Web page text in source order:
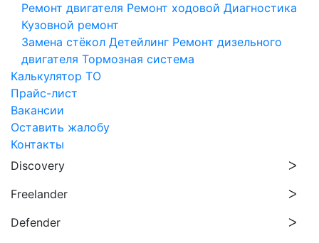
Ремонт двигателя Ремонт ходовой Диагностика
Кузовной ремонт
Замена стёкол Детейлинг Ремонт дизельного
двигателя Тормозная система
Калькулятор ТО
Прайс-лист
Вакансии
Оставить жалобу
Контакты
Discovery
Freelander
Defender